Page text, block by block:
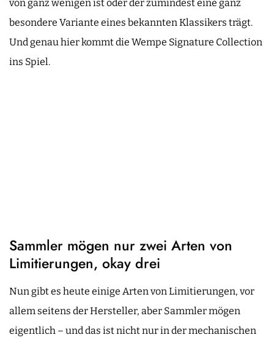
von ganz wenigen ist oder der zumindest eine ganz
besondere Variante eines bekannten Klassikers trägt.
Und genau hier kommt die Wempe Signature Collection
ins Spiel.
Sammler mögen nur zwei Arten von
Limitierungen, okay drei
Nun gibt es heute einige Arten von Limitierungen, vor
allem seitens der Hersteller, aber Sammler mögen
eigentlich – und das ist nicht nur in der mechanischen